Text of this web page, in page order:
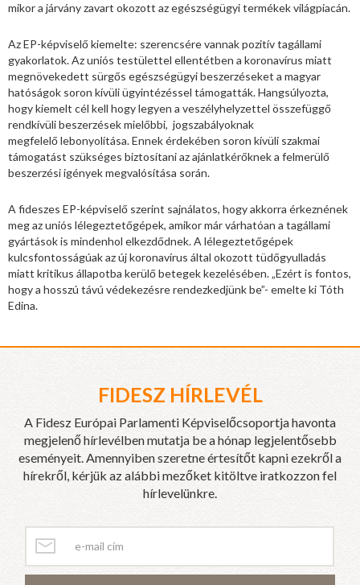
mikor a járvány zavart okozott az egészségügyi termékek világpiacán.
Az EP-képviselő kiemelte: szerencsére vannak pozitív tagállami
gyakorlatok. Az uniós testülettel ellentétben a koronavírus miatt
megnövekedett sürgős egészségügyi beszerzéseket a magyar
hatóságok soron kívüli ügyintézéssel támogatták. Hangsúlyozta,
hogy kiemelt cél kell hogy legyen a veszélyhelyzettel összefüggő
rendkívüli beszerzések mielőbbi, jogszabályoknak
megfelelő lebonyolítása. Ennek érdekében soron kívüli szakmai
támogatást szükséges biztosítani az ajánlatkérőknek a felmerülő
beszerzési igények megvalósítása során.
A fideszes EP-képviselő szerint sajnálatos, hogy akkorra érkeznének
meg az uniós lélegeztetőgépek, amikor már várhatóan a tagállami
gyártások is mindenhol elkezdődnek. A lélegeztetőgépek
kulcsfontosságúak az új koronavírus által okozott tüdőgyulladás
miatt kritikus állapotba kerülő betegek kezelésében. „Ezért is fontos,
hogy a hosszú távú védekezésre rendezkedjünk be”- emelte ki Tóth
Edina.
FIDESZ HÍRLEVÉL
A Fidesz Európai Parlamenti Képviselőcsoportja havonta
megjelenő hírlevélben mutatja be a hónap legjelentősebb
eseményeit. Amennyiben szeretne értesítőt kapni ezekről a
hírekről, kérjük az alábbi mezőket kitöltve iratkozzon fel
hírlevelünkre.